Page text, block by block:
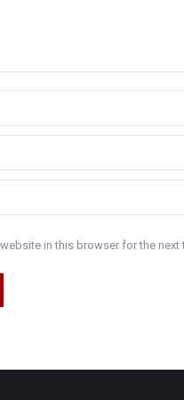
in this browser for the next